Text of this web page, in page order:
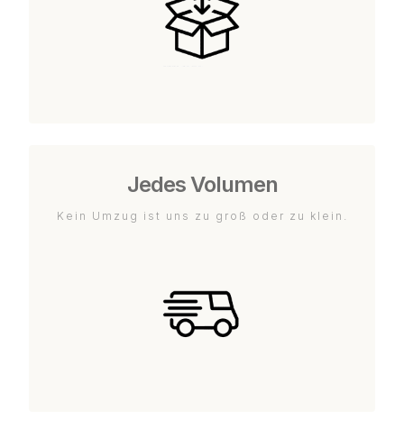
Jedes Volumen
Kein Umzug ist uns zu groß oder zu klein.